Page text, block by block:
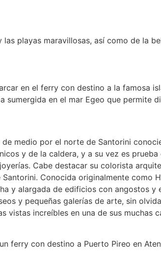
playas maravillosas, así como de la
en el ferry con destino a la famosa
en el mar Egeo que permite
medio por el norte de Santorini
y de la caldera, y a su vez es
Cabe destacar su colorista
Conocida originalmente como
y alargada de edificios con angostos
y pequeñas galerías de arte, sin
increíbles en una de sus muchas
ferry con destino a Puerto Pireo en